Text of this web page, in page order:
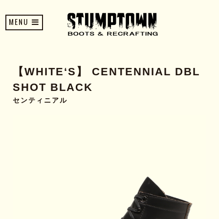
MENU
【WHITE‘S】 CENTENNIAL DBL
SHOT BLACK
センティニアル